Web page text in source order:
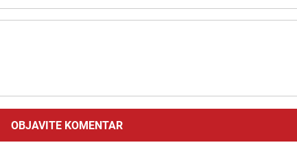
OBJAVITE KOMENTAR